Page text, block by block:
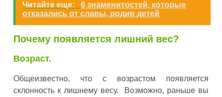
Читайте еще:
6 знаменитостей, которые
отказались от славы, родив детей
Почему появляется лишний вес?
Возраст.
Общеизвестно, что с возрастом появляется
склонность к лишнему весу. Возможно, раньше вы